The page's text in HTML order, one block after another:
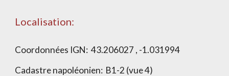
Localisation:
Coordonnées IGN: 43.206027 , -1.031994
Cadastre napoléonien: B1-2 (vue 4)